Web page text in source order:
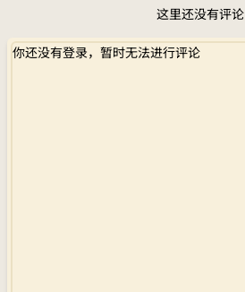
这里还没有评论
你还没有登录，暂时无法进行评论